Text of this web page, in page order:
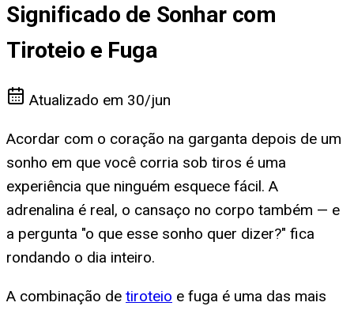
Significado de Sonhar com
Tiroteio e Fuga
Atualizado em 30/jun
Acordar com o coração na garganta depois de um
sonho em que você corria sob tiros é uma
experiência que ninguém esquece fácil. A
adrenalina é real, o cansaço no corpo também — e
a pergunta "o que esse sonho quer dizer?" fica
rondando o dia inteiro.
A combinação de tiroteio e fuga é uma das mais